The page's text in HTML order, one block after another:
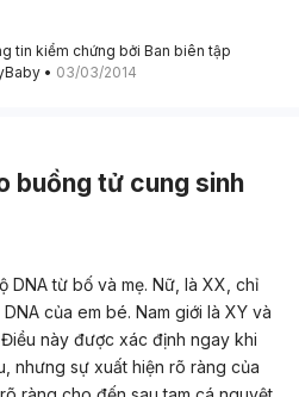
tin kiểm chứng bởi Ban biên tập
• 03/03/2014
buồng tử cung sinh
DNA từ bố và mẹ. Nữ, là XX, chỉ
của em bé. Nam giới là XY và
này được xác định ngay khi
nhưng sự xuất hiện rõ ràng của